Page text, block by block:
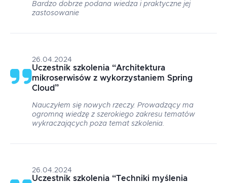
Bardzo dobrze podana wiedza i praktyczne jej
zastosowanie
26.04.2024
Uczestnik szkolenia “Architektura
mikroserwisów z wykorzystaniem Spring
Cloud”
Nauczyłem się nowych rzeczy. Prowadzący ma
ogromną wiedzę z szerokiego zakresu tematów
wykraczających poza temat szkolenia.
26.04.2024
Uczestnik szkolenia “Techniki myślenia